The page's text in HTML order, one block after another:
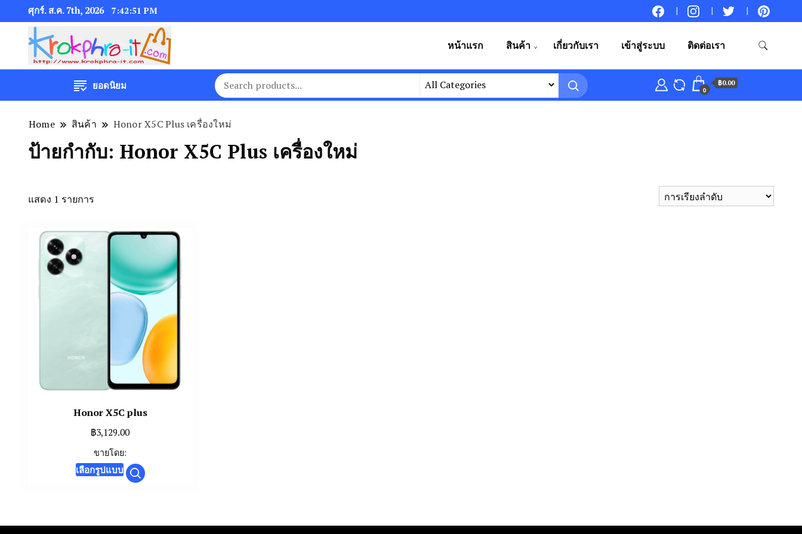
ศุกร์. ส.ค. 7th, 2026 7:42:51 PM
หน้าแรก สินค้า เกี่ยวกับเรา เข้าสู่ระบบ ติดต่อเรา
ยอดนิยม 0
฿0.00
Home สินค้า Honor X5C Plus เครื่องใหม่
ป้ายกำกับ: Honor X5C Plus เครื่องใหม่
แสดง 1 รายการ
Honor X5C plus
฿3,129.00
ขายโดย:
เลือกรูปแบบ This
product